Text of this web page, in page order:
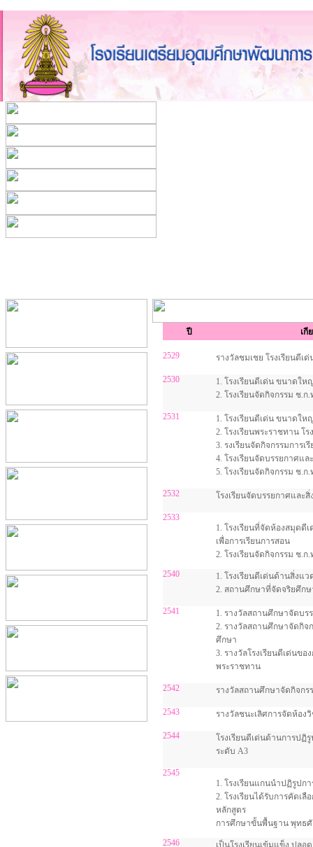
ปี เกี
2529 รางวัลชมเชย โรงเรียนดีเ
2530
1. โรงเรียนดีเด่น ขนาดให
2. โรงเรียนจัดกิจกรรม ช.
2531
1. โรงเรียนดีเด่น ขนาดให
2. โรงเรียนพระราชทาน โร
3. รงเรียนจัดกิจกรรมการเ
4. โรงเรียนจัดบรรยกาศแ
5. โรงเรียนจัดกิจกรรม ช.
2532 โรงเรียนจัดบรรยกาศและ
2533
1. โรงเรียนที่จัดห้องสมุดดี
เพื่อการเรียนการสอน
2. โรงเรียนจัดกิจกรรม ช.
2540
1. โรงเรียนดีเด่นด้านสิ่งแว
2. สถานศึกษาที่จัดจริยศึกษ
2541
1. รางวัลสถานศึกษาจัดบ
2. รางวัลสถานศึกษาจัดกิ
ศึกษา
3. รางวัลโรงเรียนดีเด่นข
พระราชทาน
2542 รางวัลสถานศึกษาจัดกิจกร
2543 รางวัลชนะเลิศการจัดห้อง
2544
โรงเรียนดีเด่นด้านการปฏิ
ระดับ A3
2545
1. โรงเรียนแกนนำปฏิรูปก
2. โรงเรียนได้รับการคัดเลื
หลักสูตร
การศึกษาขั้นพื้นฐาน พุทธศั
2546
เป็นโรงเรียนเข้มแข็ง ปลอ